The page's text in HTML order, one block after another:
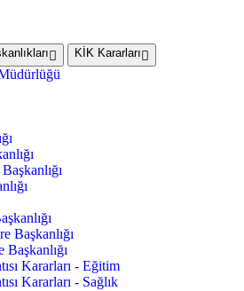
KİK Kararları
Başkanlığı
Kararları - Eğitim
Kararları - Sağlık